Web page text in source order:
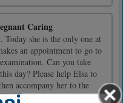
Caring
Today she is the only one at
an appointment to go to
Can you take
day? Please help Elsa to
accompany her to the
After Elsa returns